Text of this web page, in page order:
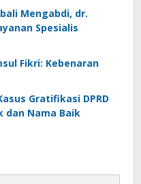
Mengabdi, dr.
Spesialis
Fikri: Kebenaran
Gratifikasi DPRD
dan Nama Baik